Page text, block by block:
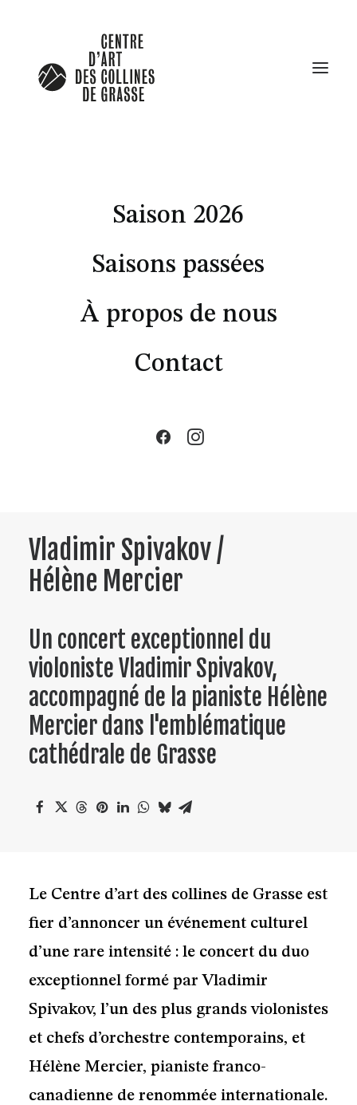
Saison 2026
Saisons passées
À propos de nous
Contact
3 juillet 2025
Vladimir Spivakov /
Hélène Mercier
Un concert exceptionnel du
violoniste Vladimir Spivakov,
accompagné de la pianiste Hélène
Mercier dans l'emblématique
cathédrale de Grasse
Le Centre d’art des collines de Grasse est
fier d’annoncer un événement culturel
d’une rare intensité : le concert du duo
exceptionnel formé par Vladimir
Spivakov, l’un des plus grands violonistes
et chefs d’orchestre contemporains, et
Hélène Mercier, pianiste franco-
canadienne de renommée internationale.